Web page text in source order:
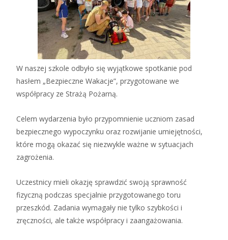
W naszej szkole odbyło się wyjątkowe spotkanie pod
hasłem „Bezpieczne Wakacje”, przygotowane we
współpracy ze Strażą Pożarną.
Celem wydarzenia było przypomnienie uczniom zasad
bezpiecznego wypoczynku oraz rozwijanie umiejętności,
które mogą okazać się niezwykle ważne w sytuacjach
zagrożenia.
Uczestnicy mieli okazję sprawdzić swoją sprawność
fizyczną podczas specjalnie przygotowanego toru
przeszkód. Zadania wymagały nie tylko szybkości i
zręczności, ale także współpracy i zaangażowania.